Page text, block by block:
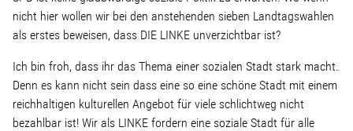
Service
Termine
Stellenangebot
nicht hier wollen wir bei den anstehenden sieben Landtagswahlen
als erstes beweisen, dass DIE LINKE unverzichtbar ist?
Ich bin froh, dass ihr das Thema einer sozialen Stadt stark macht.
Denn es kann nicht sein dass eine so eine schöne Stadt mit einem
reichhaltigen kulturellen Angebot für viele schlichtweg nicht
bezahlbar ist! Wir als LINKE fordern eine soziale Stadt für alle